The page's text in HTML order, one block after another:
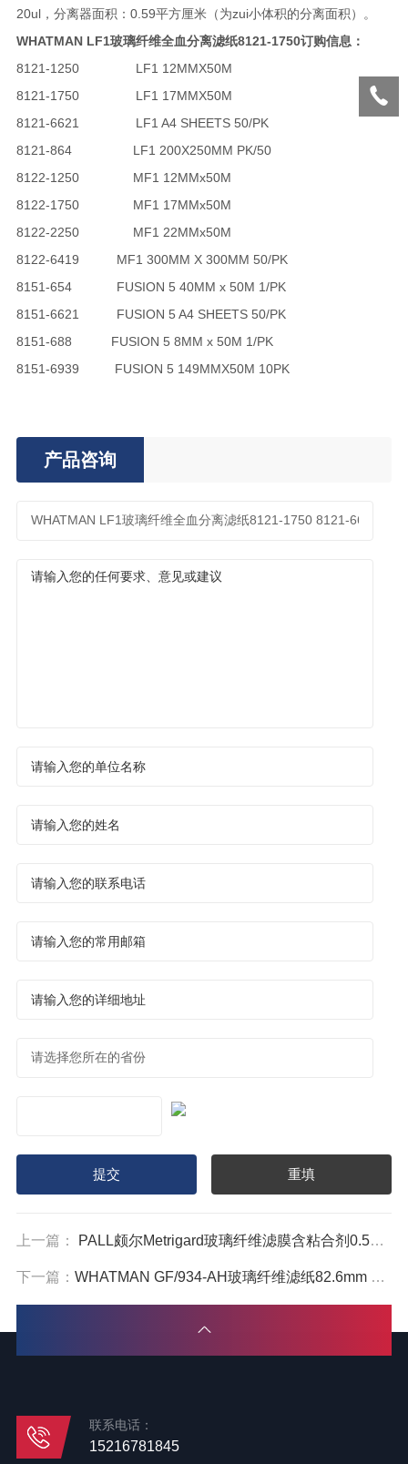
20ul，分离器面积：0.59平方厘米（为zui小体积的分离面积）。
WHATMAN LF1玻璃纤维全血分离滤纸8121-1750订购信息：
8121-1250
LF1 12MMX50M
8121-1750
LF1 17MMX50M
8121-6621
LF1 A4 SHEETS 50/PK
8121-864
LF1 200X250MM PK/50
8122-1250
MF1 12MMx50M
8122-1750
MF1 17MMx50M
8122-2250
MF1 22MMx50M
8122-6419
MF1 300MM X 300MM 50/PK
8151-654
FUSION 5 40MM x 50M 1/PK
8151-6621
FUSION 5 A4 SHEETS 50/PK
8151-688
FUSION 5 8MM x 50M 1/PK
8151-6939
FUSION 5 149MMX50M 10PK
产品咨询
上一篇： PALL颇尔Metrigard玻璃纤维滤膜含粘合剂0.5um 64798
下一篇： WHATMAN GF/934-AH玻璃纤维滤纸82.6mm 1827-082
联系电话：
15216781845